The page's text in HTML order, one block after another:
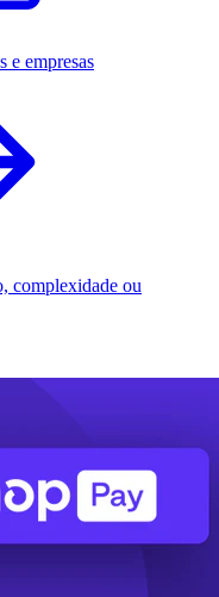
e empresas
complexidade ou